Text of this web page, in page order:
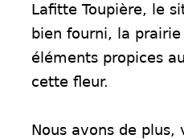
Lafitte Toupière, le
bien fourni, la
éléments propices
cette fleur.
Nous avons de plus,